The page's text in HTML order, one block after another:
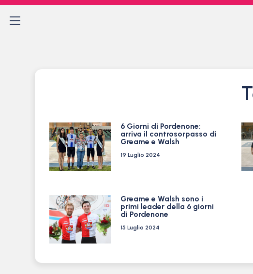
6 Giorni di Pordenone:
arriva il controsorpasso di
Greame e Walsh
19 Luglio 2024
Greame e Walsh sono i
primi leader della 6 giorni
di Pordenone
15 Luglio 2024